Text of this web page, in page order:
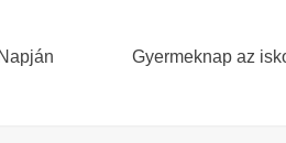
Gyermeknap az